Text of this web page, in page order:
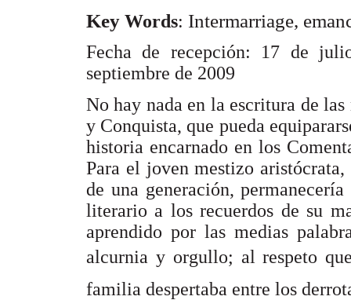
Key Words: Intermarriage,
Fecha de recepción: 17 de
septiembre de 2009
No hay nada en la escritura de
y Conquista, que pueda
historia encarnado en los
Para el joven mestizo
de una generación,
literario a los recuerdos de su
aprendido por las medias
alcurnia y orgullo; al respeto
familia despertaba entre los